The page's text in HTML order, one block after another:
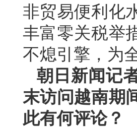
非贸易便利化
丰富零关税举
不熄引擎，为
朝日新闻记
末访问越南期
此有何评论？